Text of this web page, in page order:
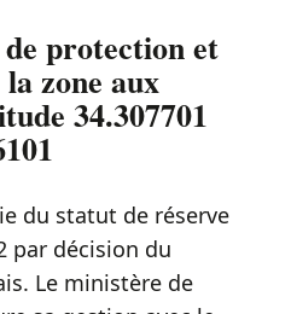
protection et
zone aux
34.307701
du statut de réserve
par décision du
Le ministère de